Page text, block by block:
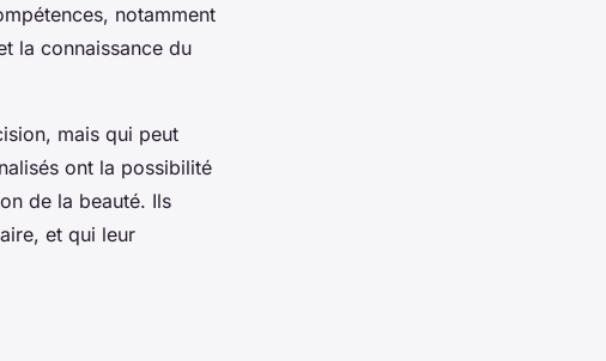
notamment
la connaissance du
mais qui peut
ont la possibilité
de la beauté. Ils
et qui leur